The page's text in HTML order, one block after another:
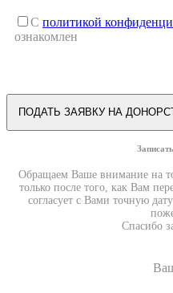
С политикой
ознакомлен
Обращаем Ваше внимание на
только после того, как Вам
согласует с Вами точную
Спасибо